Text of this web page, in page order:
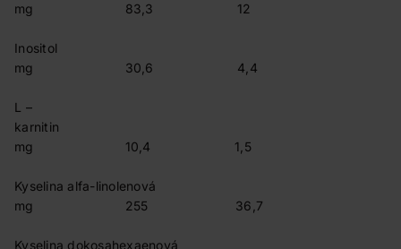
mg 83,3 12
Inositol
mg 30,6 4,4
L –
karnitin
mg 10,4 1,5
Kyselina alfa-linolenová
mg 255 36,7
Kyselina dokosahexaenová